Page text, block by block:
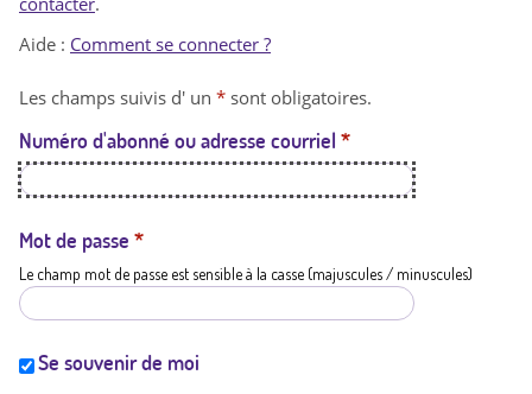
t
a
t
i
Aide : Comment se connecter ?
Les champs suivis d' un * sont obligatoires.
Numéro d'abonné ou adresse courriel *
Mot de passe *
Le champ mot de passe est sensible à la casse (majuscules / minuscules)
Se souvenir de moi